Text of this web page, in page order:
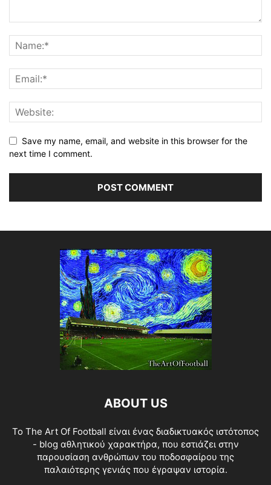
Save my name, email, and website in this browser for the
next time I comment.
ABOUT US
Το The Art Of Football είναι ένας διαδικτυακός ιστότοπος
- blog αθλητικού χαρακτήρα, που εστιάζει στην
παρουσίαση ανθρώπων του ποδοσφαίρου της
παλαιότερης γενιάς που έγραψαν ιστορία.